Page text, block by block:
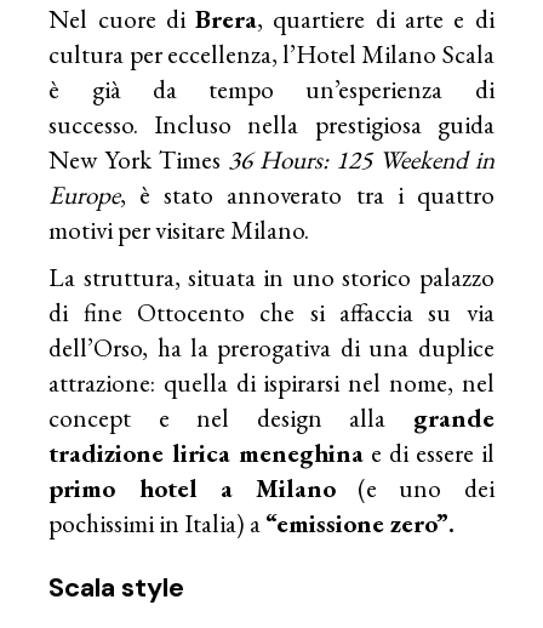
Nel cuore diBrera, quartiere di arte e di
cultura per eccellenza, l’Hotel Milano Scala
è già da tempo un’esperienza di
successo. Incluso nella prestigiosa guida
New York Times 36 Hours: 125 Weekend in
Europe, è stato annoverato tra i quattro
motivi per visitare Milano.
La struttura, situata in uno storico palazzo
di fine Ottocento che si affaccia su via
dell’Orso, ha la prerogativa di una duplice
attrazione: quella di ispirarsi nel nome, nel
concept e nel design alla grande
tradizione lirica meneghina e di essere il
primo hotel a Milano (e uno dei
pochissimi in Italia) a“emissione zero”.
Scala style